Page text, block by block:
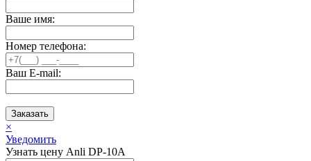
Ваше имя:
Номер телефона:
Ваш E-mail:
Заказать
×
Уведомить
Узнать цену Anli DP-10A